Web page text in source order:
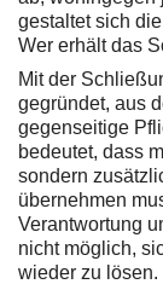
gestaltet sich
Wer erhält das
Mit der
gegründet, aus
gegenseitige
bedeutet, dass
sondern
übernehmen
Verantwortung
nicht möglich,
wieder zu